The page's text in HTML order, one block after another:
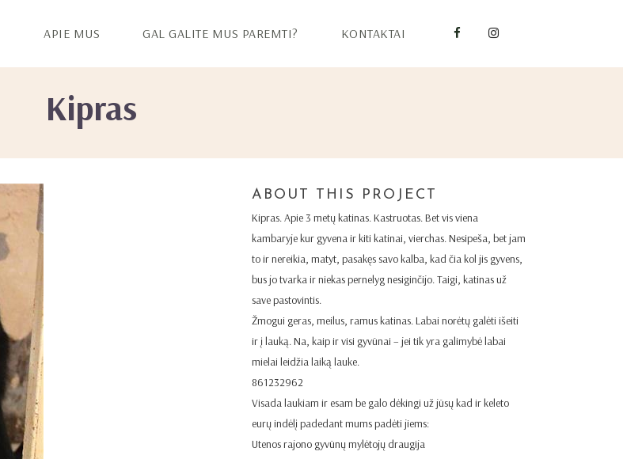
APIE MUS GAL GALITE MUS PAREMTI? KONTAKTAI
Kipras
ABOUT THIS PROJECT
Kipras. Apie 3 metų katinas. Kastruotas. Bet vis viena
kambaryje kur gyvena ir kiti katinai, vierchas. Nesipeša, bet jam
to ir nereikia, matyt, pasakęs savo kalba, kad čia kol jis gyvens,
bus jo tvarka ir niekas pernelyg nesiginčijo. Taigi, katinas už
save pastovintis.
Žmogui geras, meilus, ramus katinas. Labai norėtų galėti išeiti
ir į lauką. Na, kaip ir visi gyvūnai – jei tik yra galimybė labai
mielai leidžia laiką lauke.
861232962
Visada laukiam ir esam be galo dėkingi už jūsų kad ir keleto
eurų indėlį padedant mums padėti jiems:
Utenos rajono gyvūnų mylėtojų draugija